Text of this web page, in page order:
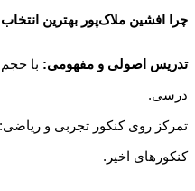
چرا افشین ملاک‌پور بهترین
تدریس اصولی و مفهومی: با
درسی.
تمرکز روی کنکور تجربی و
کنکورهای اخیر.